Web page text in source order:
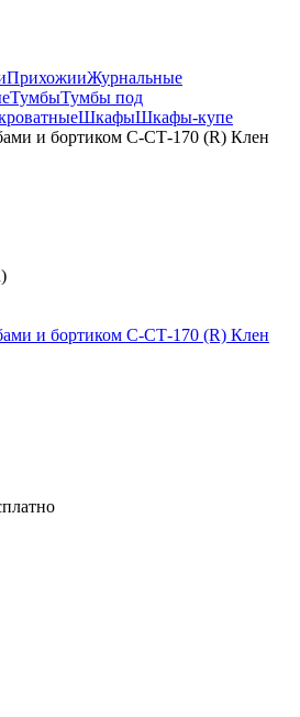
ПрихожииЖурнальные
ТумбыТумбы под
ШкафыШкафы-купе
и бортиком С-СТ-170 (R) Клен